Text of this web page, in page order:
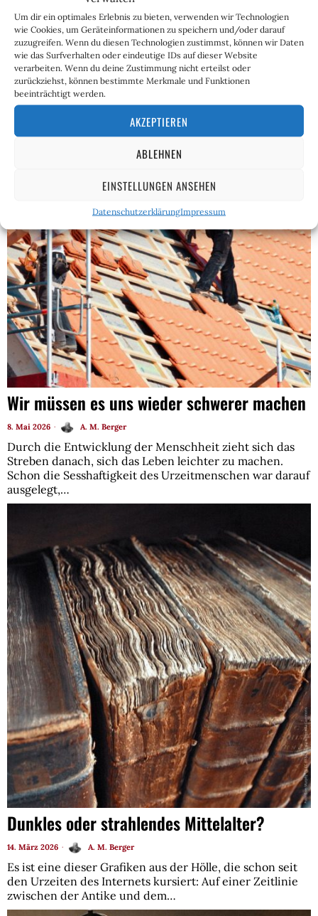
Um dir ein optimales Erlebnis zu bieten, verwenden wir Technologien
wie Cookies, um Geräteinformationen zu speichern und/oder darauf
zuzugreifen. Wenn du diesen Technologien zustimmst, können wir Daten
wie das Surfverhalten oder eindeutige IDs auf dieser Website
verarbeiten. Wenn du deine Zustimmung nicht erteilst oder
zurückziehst, können bestimmte Merkmale und Funktionen
beeinträchtigt werden.
AKZEPTIEREN
ABLEHNEN
EINSTELLUNGEN ANSEHEN
DatenschutzerklärungImpressum
In der Debatte um die Zehn-Millionen-Initiative
überwiegt eine sehr praktisch-pragmatische
Argumentation: Eine Seite sagt „Dichtestress,
Wohnraumknappheit“; die andere sagt
„Fachkräftemangel, Wohlstandsverlust“. Im Diskurs, so…
Wir müssen es uns wieder schwerer machen
8. Mai 2026 A. M. Berger
Durch die Entwicklung der Menschheit zieht sich das
Streben danach, sich das Leben leichter zu machen.
Schon die Sesshaftigkeit des Urzeitmenschen war darauf
ausgelegt,…
Dunkles oder strahlendes Mittelalter?
14. März 2026 A. M. Berger
Es ist eine dieser Grafiken aus der Hölle, die schon seit
den Urzeiten des Internets kursiert: Auf einer Zeitlinie
zwischen der Antike und dem…